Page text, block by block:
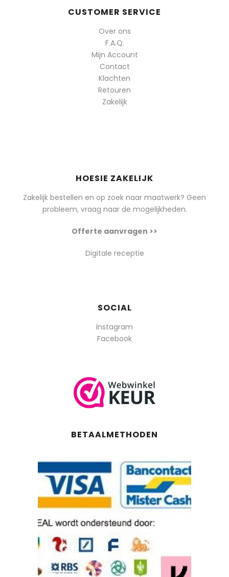
CUSTOMER SERVICE
Over ons
F.A.Q.
Mijn Account
Contact
Klachten
Retouren
Zakelijk
HOESIE ZAKELIJK
Zakelijk bestellen en op zoek naar maatwerk? Geen
probleem, vraag naar de mogelijkheden.
Offerte aanvragen >>
Digitale receptie
SOCIAL
Instagram
Facebook
BETAALMETHODEN